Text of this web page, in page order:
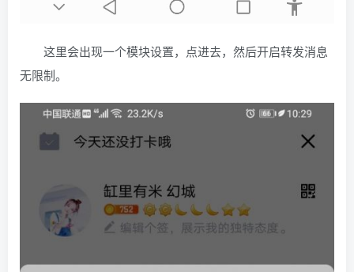
这里会出现一个模块设置，点进去，然后开启转发消息
无限制。